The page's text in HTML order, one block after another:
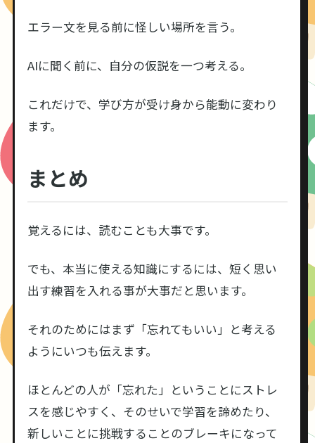
エラー文を見る前に怪しい場所を言う。
AIに聞く前に、自分の仮説を一つ考える。
これだけで、学び方が受け身から能動に変わり
ます。
まとめ
覚えるには、読むことも大事です。
でも、本当に使える知識にするには、短く思い
出す練習を入れる事が大事だと思います。
それのためにはまず「忘れてもいい」と考える
ようにいつも伝えます。
ほとんどの人が「忘れた」ということにストレ
スを感じやすく、そのせいで学習を諦めたり、
新しいことに挑戦することのブレーキになって